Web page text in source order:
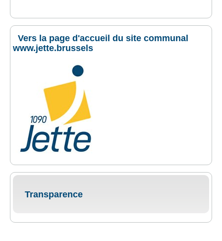
Vers la page d'accueil du site communal
www.jette.brussels
Transparence